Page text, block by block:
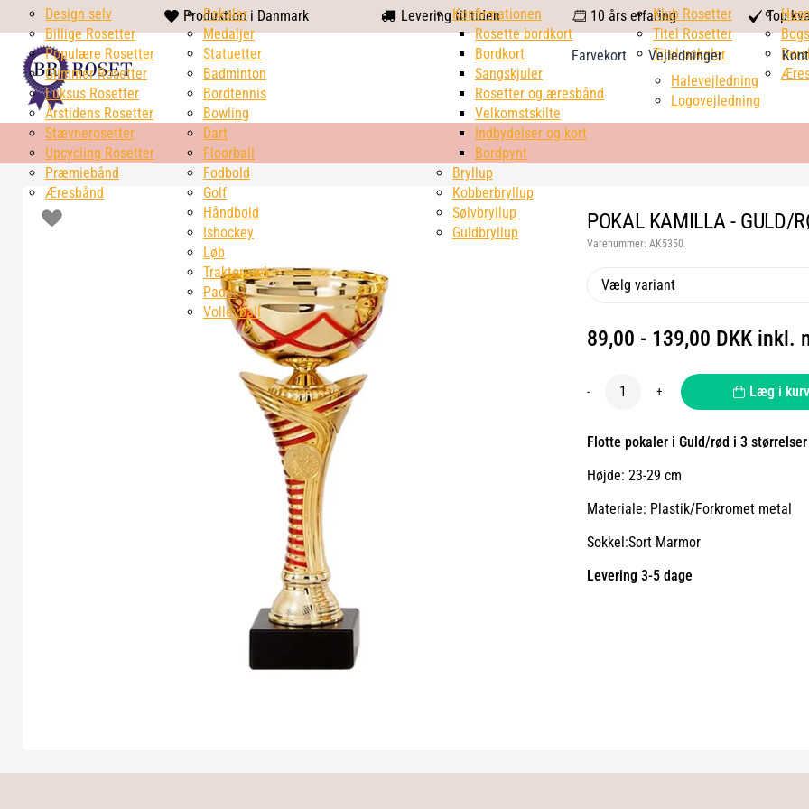
heart
solid
Produktion i Danmark Levering til tiden calendar
10 års erfaring
check
mark
Top
Farvekort
Vejledninger
Halevejledning
Logovejledning
Design selv
Billige Rosetter
Populære Rosetter
Glimmer Rosetter
Luksus Rosetter
Årstidens Rosetter
Stævnerosetter
Upcycling Rosetter
Præmiebånd
Æresbånd
Pokaler
Medaljer
Statuetter
Badminton
Bordtennis
Bowling
Dart
Floorball
Fodbold
Golf
Håndbold
Ishockey
Løb
Traktortræk
Padel
Volleyball
Konfirmationen
Rosette bordkort
Bordkort
Sangskjuler
Rosetter og æresbånd
Velkomstskilte
Indbydelser og kort
Bordpynt
Bryllup
Kobberbryllup
Sølvbryllup
Guldbryllup
Klub Rosetter
Titel Rosetter
Titel pokaler
POKAL KAMILLA - GULD/
Varenummer: AK5350
Vælg variant
89,00 - 139,00 DKK inkl.
- + Læg i kurv
Flotte pokaler i Guld/rød i 3 størrelser
Højde: 23-29 cm
Materiale: Plastik/Forkromet metal
Sokkel:Sort Marmor
Levering 3-5 dage